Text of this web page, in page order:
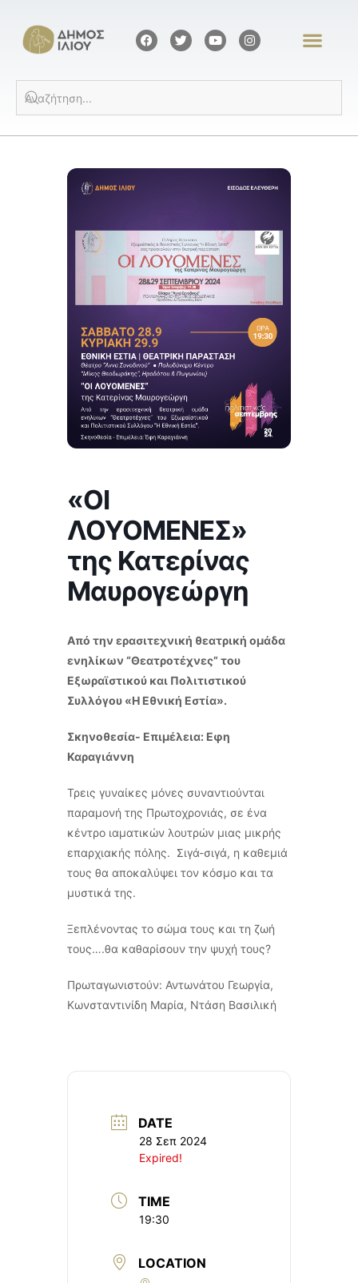
«ΟΙ
ΛΟΥΟΜΕΝΕΣ»
της Κατερίνας
Μαυρογεώργη
Από την ερασιτεχνική θεατρική ομάδα
ενηλίκων “Θεατροτέχνες” του
Εξωραϊστικού και Πολιτιστικού
Συλλόγου «Η Εθνική Εστία».
Σκηνοθεσία- Επιμέλεια: Εφη
Καραγιάννη
Τρεις γυναίκες μόνες συναντιούνται
παραμονή της Πρωτοχρονιάς, σε ένα
κέντρο ιαματικών λουτρών μιας μικρής
επαρχιακής πόλης. Σιγά-σιγά, η καθεμιά
τους θα αποκαλύψει τον κόσμο και τα
μυστικά της.
Ξεπλένοντας το σώμα τους και τη ζωή
τους….θα καθαρίσουν την ψυχή τους?
Πρωταγωνιστούν: Αντωνάτου Γεωργία,
Κωνσταντινίδη Μαρία, Ντάση Βασιλική
DATE
28 Σεπ 2024
Expired!
TIME
19:30
LOCATION